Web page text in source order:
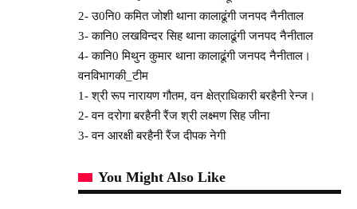
2- उ0नि0 कमित जोशी थाना कालाढूंगी जनपद नैनीताल
3- कानि0 लखविन्दर सिह थाना कालाढूंगी जनपद नैनीताल
4- कानि0 मिथुन कुमार थाना कालाढूंगी जनपद नैनीताल।
वनविभागकी_टीम
1- श्री रूप नारायण गौतम, वन क्षेत्राधिकारी बरहैनी रेन्ज।
2- वन दरोगा बरहैनी रैंज श्री लक्ष्मण सिह जीना
3- वन आरक्षी बरहैनी रैंज दीपक नेगी
You Might Also Like